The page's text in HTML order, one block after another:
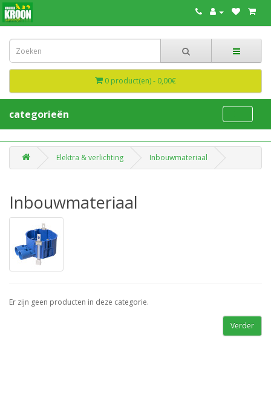
0 product(en) - 0,00€
categorieën
Elektra & verlichting Inbouwmateriaal
Inbouwmateriaal
Er zijn geen producten in deze categorie.
Verder